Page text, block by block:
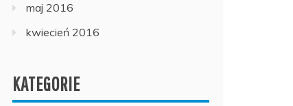
maj 2016
kwiecień 2016
KATEGORIE